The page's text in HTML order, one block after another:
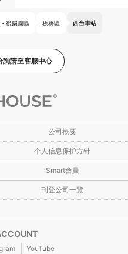
後樂園區 板橋區 西台車站
詢請至客服中心
公司概要
个人信息保护方针
Smart會員
刊登公司一覽
YouTube